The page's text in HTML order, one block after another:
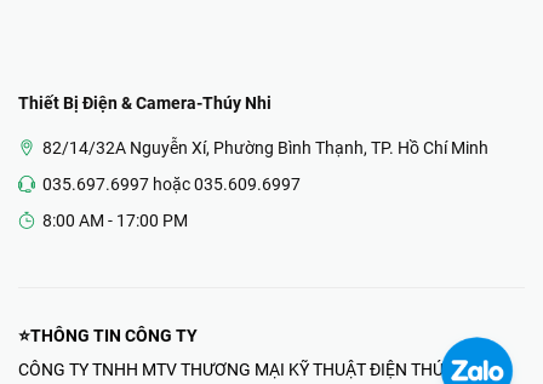
Thiết Bị Điện & Camera-Thúy Nhi
82/14/32A Nguyễn Xí, Phường Bình Thạnh, TP. Hồ Chí Minh
035.697.6997 hoặc 035.609.6997
8:00 AM - 17:00 PM
⭐THÔNG TIN CÔNG TY
CÔNG TY TNHH MTV THƯƠNG MẠI KỸ THUẬT ĐIỆN THÚY NHI